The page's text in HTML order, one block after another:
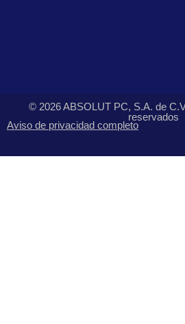
© 2026 ABSOLUT PC, S.A. de
reservados
Aviso de privacidad completo